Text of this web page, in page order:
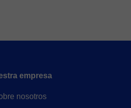
empresa
nosotros